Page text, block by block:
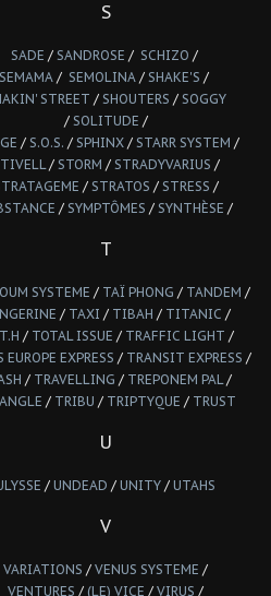
S
SADE / SANDROSE / SCHIZO /
SEMAMA / SEMOLINA / SHAKE'S /
STREET / SHOUTERS / SOGGY
/ SOLITUDE /
/ S.O.S. / SPHINX/ STARR SYSTEM /
/ STORM / STRADYVARIUS /
/ STRATOS / STRESS /
/ SYMPTÔMES / SYNTHÈSE /
T
SYSTEME / TAÏ PHONG / TANDEM /
/ TAXI / TIBAH / TITANIC /
/ TOTAL ISSUE / TRAFFIC LIGHT /
EUROPE EXPRESS / TRANSIT EXPRESS /
/ TRAVELLING / TREPONEM PAL/
/ TRIBU / TRIPTYQUE / TRUST
U
/ UNDEAD / UNITY / UTAHS
V
VARIATIONS / VENUS SYSTEME /
VENTURES / (LE) VICE / VIRUS /